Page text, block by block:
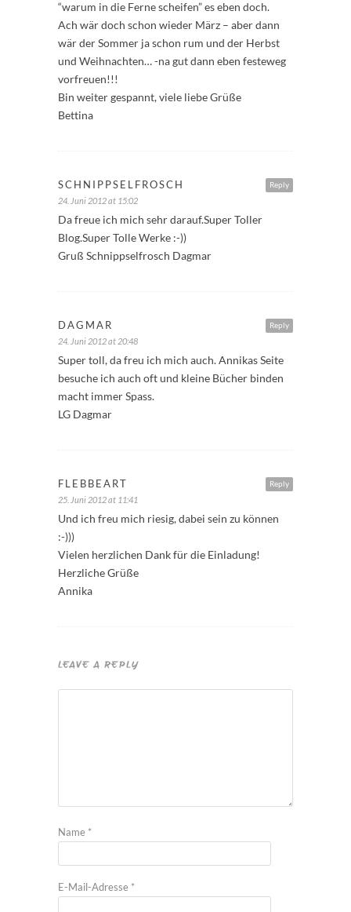
“warum in die Ferne scheifen” es eben doch.
Ach wär doch schon wieder März – aber dann
wär der Sommer ja schon rum und der Herbst
und Weihnachten… -na gut dann eben festeweg
vorfreuen!!!
Bin weiter gespannt, viele liebe Grüße
Bettina
Reply
SCHNIPPSELFROSCH
24. Juni 2012 at 15:02
Da freue ich mich sehr darauf.Super Toller
Blog.Super Tolle Werke :-))
Gruß Schnippselfrosch Dagmar
Reply
DAGMAR
24. Juni 2012 at 20:48
Super toll, da freu ich mich auch. Annikas Seite
besuche ich auch oft und kleine Bücher binden
macht immer Spass.
LG Dagmar
Reply
FLEBBEART
25. Juni 2012 at 11:41
Und ich freu mich riesig, dabei sein zu können
:-)))
Vielen herzlichen Dank für die Einladung!
Herzliche Grüße
Annika
LEAVE A REPLY
Name *
E-Mail-Adresse *